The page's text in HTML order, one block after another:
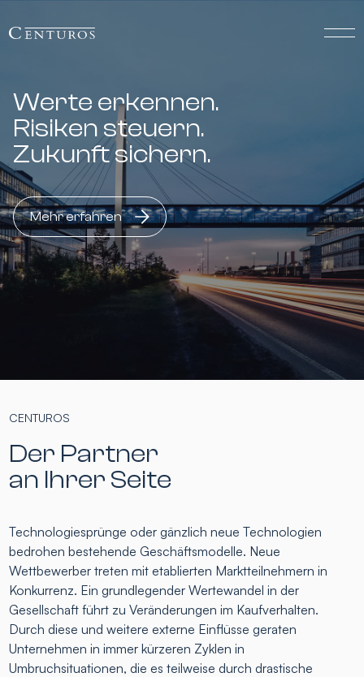
Werte erkennen.
Risiken steuern.
Zukunft sichern.
Mehr erfahren
CENTUROS
Der Partner
an Ihrer Seite
Technologiesprünge oder gänzlich neue Technologien
bedrohen bestehende Geschäftsmodelle. Neue
Wettbewerber treten mit etablierten Marktteilnehmern in
Konkurrenz. Ein grundlegender Wertewandel in der
Gesellschaft führt zu Veränderungen im Kaufverhalten.
Durch diese und weitere externe Einflüsse geraten
Unternehmen in immer kürzeren Zyklen in
Umbruchsituationen, die es teilweise durch drastische